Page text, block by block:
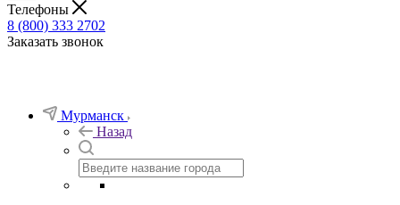
Телефоны
8 (800) 333 2702
Заказать звонок
Мурманск
Назад